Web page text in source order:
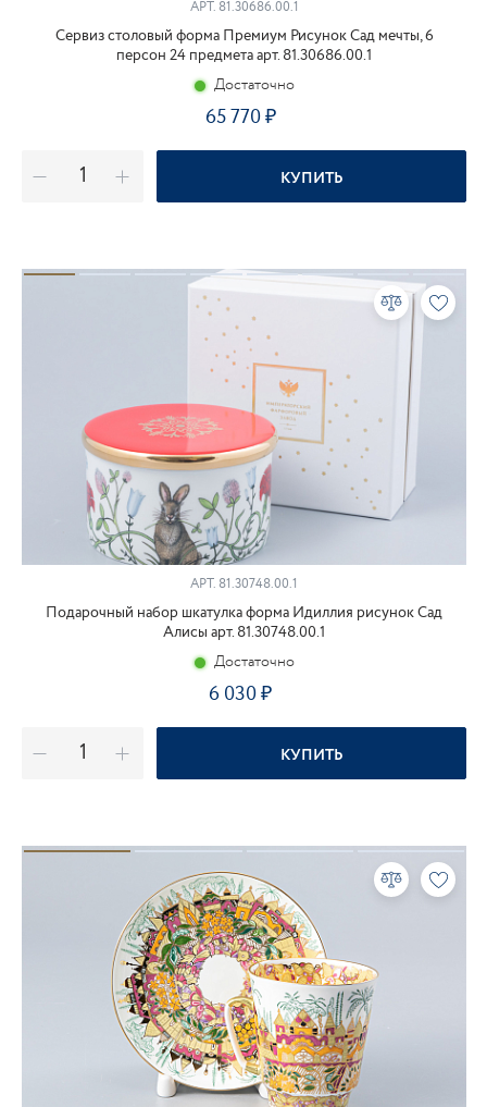
АРТ.81.30686.00.1
Сервиз столовый форма Премиум Рисунок Сад мечты, 6
персон 24 предмета арт. 81.30686.00.1
Достаточно
65 770
КУПИТЬ
АРТ. 81.30748.00.1
Подарочный набор шкатулка форма Идиллия рисунок Сад
Алисы арт. 81.30748.00.1
Достаточно
6 030
КУПИТЬ